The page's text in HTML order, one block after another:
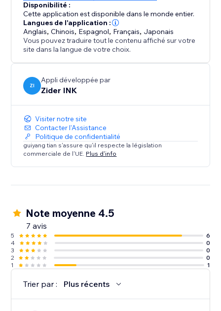
Disponibilité :
Cette application est disponible dans le monde entier.
Langues de l'application :
Anglais,Chinois, Espagnol, Français, Japonais
Vous pouvez traduire tout le contenu affiché sur votre
site dans la langue de votre choix.
ZI
Appli développée par
Zider INK
Visiter notre site
Contacter l'Assistance
Politique de confidentialité
guiyang tian s'assure qu'il respecte la législation
commerciale de l'UE. Plus d'info
Note moyenne 4.5
7 avis
5
6
4
0
3
0
2
0
1
1
Trier par : Plus récents